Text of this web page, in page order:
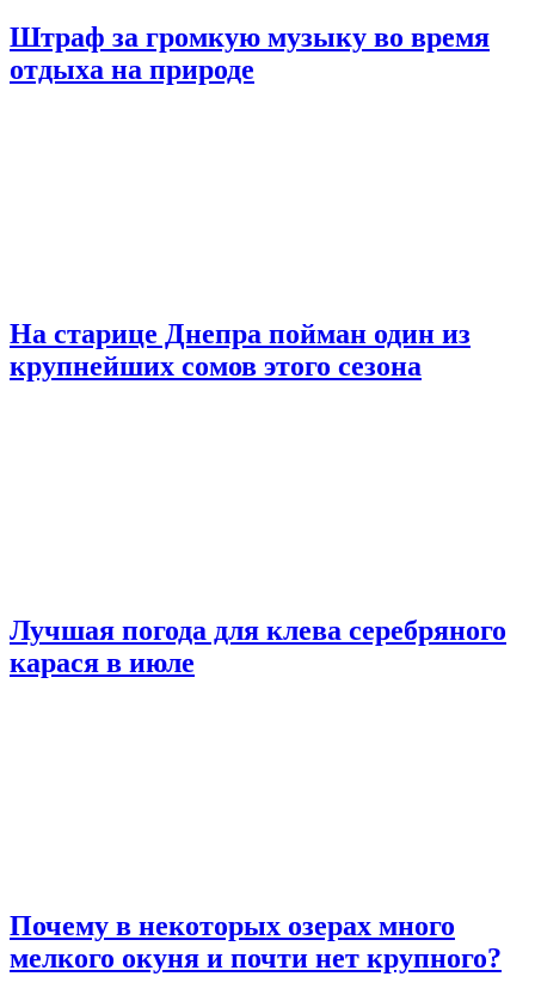
Штраф за громкую музыку во время
отдыха на природе
На старице Днепра пойман один из
крупнейших сомов этого сезона
Лучшая погода для клева серебряного
карася в июле
Почему в некоторых озерах много
мелкого окуня и почти нет крупного?